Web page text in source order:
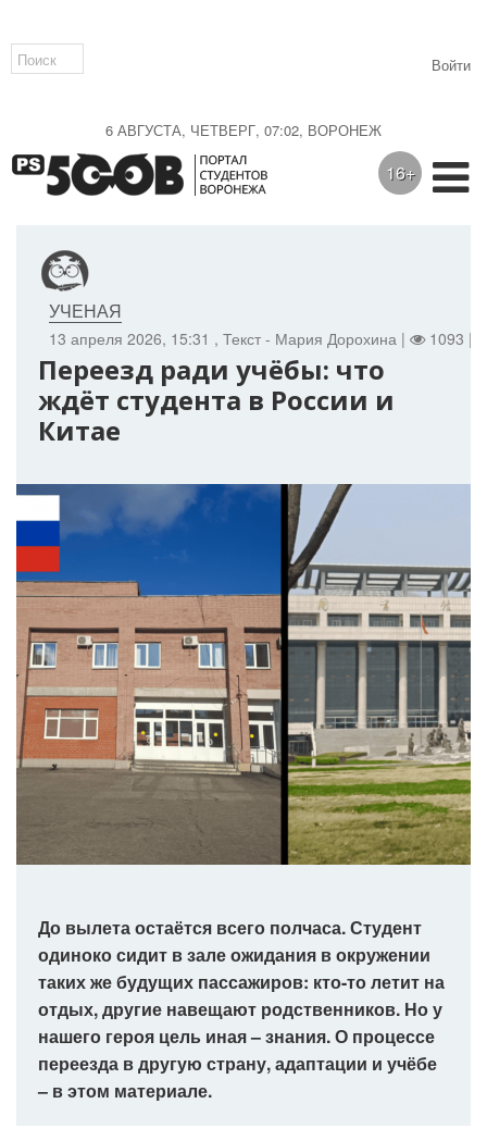
6 АВГУСТА, ЧЕТВЕРГ, 07:02, ВОРОНЕЖ
Войти
16+
13 апреля 2026, 15:31 , Текст - Мария Дорохина | 1093 |
УЧЕНАЯ
Переезд ради учёбы: что
ждёт студента в России и
Китае
До вылета остаётся всего полчаса. Студент
одиноко сидит в зале ожидания в окружении
таких же будущих пассажиров: кто-то летит на
отдых, другие навещают родственников. Но у
нашего героя цель иная – знания. О процессе
переезда в другую страну, адаптации и учёбе
– в этом материале.